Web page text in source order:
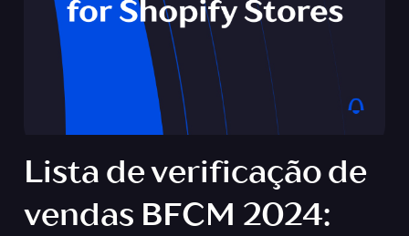
Lista de verificação de
vendas BFCM 2024: